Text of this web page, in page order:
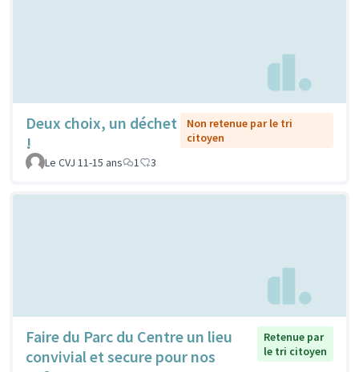
Deux choix, un déchet
!
Non retenue par le tri
citoyen
Le CVJ 11-15 ans
1 3
Faire du Parc du Centre un lieu
convivial et secure pour nos
Retenue par
le tri citoyen